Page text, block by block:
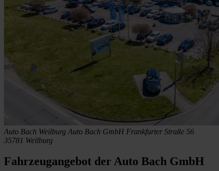
Auto Bach Weilburg Auto Bach GmbH Frankfurter Straße 56
35781 Weilburg
Fahrzeugangebot der Auto Bach GmbH